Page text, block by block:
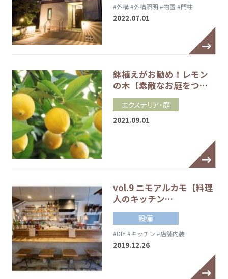
#外構#外構照明 #物置 #門柱
2022.07.01
鉢植えがお勧め！レモン
の木【素敵なお庭をつ…
エクステリア・庭
2021.09.01
vol.9 ニモアルカモ【料理
人のキッチン…
設備
#DIY#キッチン #店舗内装
2019.12.26